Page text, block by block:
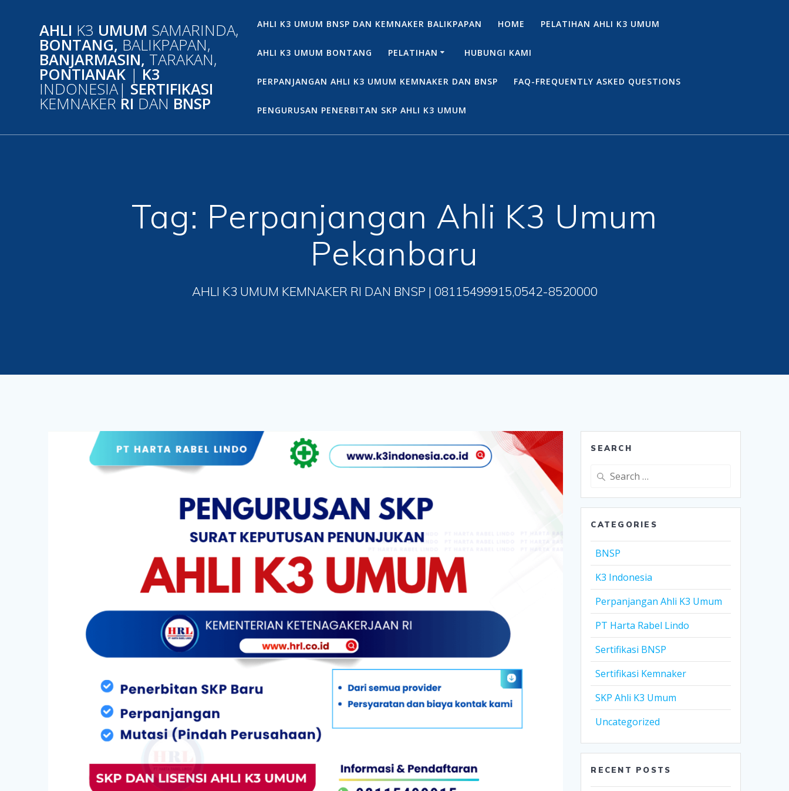
AHLI K3 UMUM SAMARINDA,
BONTANG, BALIKPAPAN,
BANJARMASIN, TARAKAN,
PONTIANAK | K3
INDONESIA| SERTIFIKASI
KEMNAKER RI DAN BNSP
AHLI K3 UMUM BNSP DAN KEMNAKER BALIKPAPAN HOME PELATIHAN AHLI K3 UMUM
AHLI K3 UMUM BONTANG PELATIHAN HUBUNGI KAMI
PERPANJANGAN AHLI K3 UMUM KEMNAKER DAN BNSP FAQ-FREQUENTLY ASKED QUESTIONS
PENGURUSAN PENERBITAN SKP AHLI K3 UMUM
Tag: Perpanjangan Ahli K3 Umum
Pekanbaru
AHLI K3 UMUM KEMNAKER RI DAN BNSP | 08115499915,0542-8520000
SEARCH
Search
CATEGORIES
BNSP
K3 Indonesia
Perpanjangan Ahli K3 Umum
PT Harta Rabel Lindo
Sertifikasi BNSP
Sertifikasi Kemnaker
SKP Ahli K3 Umum
Uncategorized
RECENT POSTS